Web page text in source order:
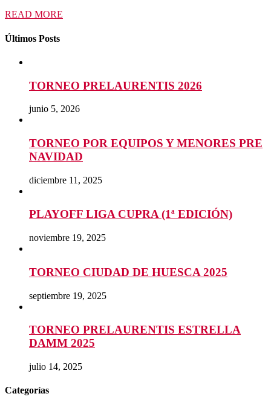
READ MORE
Últimos Posts
TORNEO PRELAURENTIS 2026
junio 5, 2026
TORNEO POR EQUIPOS Y MENORES PRE
NAVIDAD
diciembre 11, 2025
PLAYOFF LIGA CUPRA (1ª EDICIÓN)
noviembre 19, 2025
TORNEO CIUDAD DE HUESCA 2025
septiembre 19, 2025
TORNEO PRELAURENTIS ESTRELLA
DAMM 2025
julio 14, 2025
Categorías